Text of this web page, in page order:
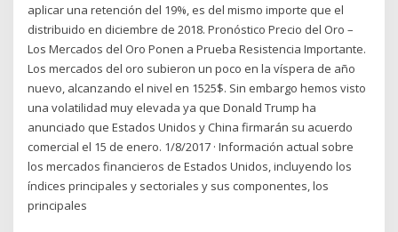
aplicar una retención del 19%, es del mismo importe que el
distribuido en diciembre de 2018. Pronóstico Precio del Oro –
Los Mercados del Oro Ponen a Prueba Resistencia Importante.
Los mercados del oro subieron un poco en la víspera de año
nuevo, alcanzando el nivel en 1525$. Sin embargo hemos visto
una volatilidad muy elevada ya que Donald Trump ha
anunciado que Estados Unidos y China firmarán su acuerdo
comercial el 15 de enero. 1/8/2017 · Información actual sobre
los mercados financieros de Estados Unidos, incluyendo los
índices principales y sectoriales y sus componentes, los
principales